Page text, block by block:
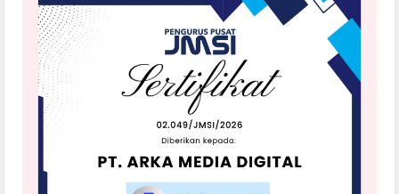
Pon:
Tangki
Tabrak
Mobilio
dan
Sepeda
Motor